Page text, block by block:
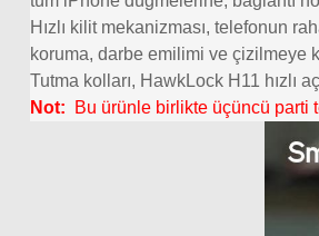
Hızlı kilit mekanizması, telefonun
koruma, darbe emilimi ve çizilmeye
Tutma kolları, HawkLock H11 hızlı
Not:
Bu ürünle birlikte üçüncü parti